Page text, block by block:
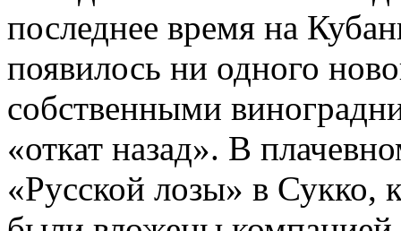
последнее время на
появилось ни одного
собственными
«откат назад». В
«Русской лозы» в Сукко,